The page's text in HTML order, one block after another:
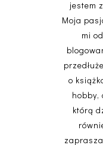
jestem
Moja
mi
o
hobby,
którą